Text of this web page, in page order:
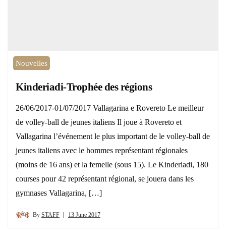
Nouvelles
Kinderiadi-Trophée des régions
26/06/2017-01/07/2017 Vallagarina e Rovereto Le meilleur
de volley-ball de jeunes italiens Il joue à Rovereto et
Vallagarina l’événement le plus important de le volley-ball de
jeunes italiens avec le hommes représentant régionales
(moins de 16 ans) et la femelle (sous 15). Le Kinderiadi, 180
courses pour 42 représentant régional, se jouera dans les
gymnases Vallagarina, […]
By STAFF 13 June 2017